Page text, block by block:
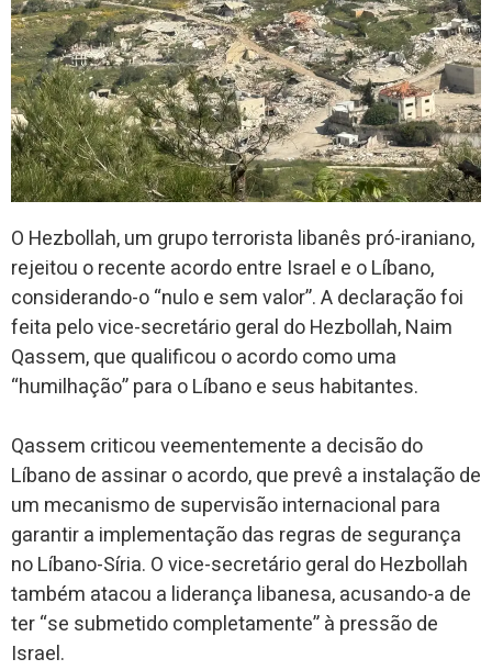
O Hezbollah, um grupo terrorista libanês pró-iraniano,
rejeitou o recente acordo entre Israel e o Líbano,
considerando-o “nulo e sem valor”. A declaração foi
feita pelo vice-secretário geral do Hezbollah, Naim
Qassem, que qualificou o acordo como uma
“humilhação” para o Líbano e seus habitantes.
Qassem criticou veementemente a decisão do
Líbano de assinar o acordo, que prevê a instalação de
um mecanismo de supervisão internacional para
garantir a implementação das regras de segurança
no Líbano-Síria. O vice-secretário geral do Hezbollah
também atacou a liderança libanesa, acusando-a de
ter “se submetido completamente” à pressão de
Israel.